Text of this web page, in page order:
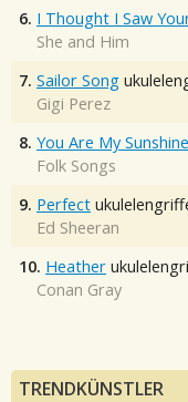
6. I Thought I Saw
She and Him
7. Sailor Song
Gigi Perez
8. You Are My Sunshine
Folk Songs
9. Perfect
Ed Sheeran
10. Heather
Conan Gray
TRENDKÜNSTLER